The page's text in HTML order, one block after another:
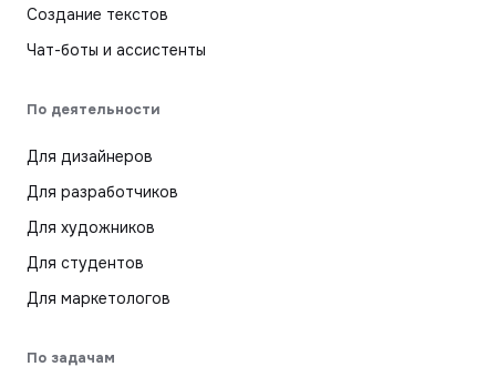
Создание текстов
Чат-боты и ассистенты
По деятельности
Для дизайнеров
Для разработчиков
Для художников
Для студентов
Для маркетологов
По задачам